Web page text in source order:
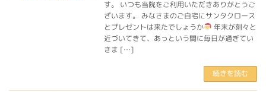
す。 いつも当院をご利用いただきありがとうご
ざいます。 みなさまのご自宅にサンタクロース
とプレゼントは来たでしょうか
年末が刻々と
近づいてきて、あっという間に毎日が過ぎてい
きま […]
続きを読む